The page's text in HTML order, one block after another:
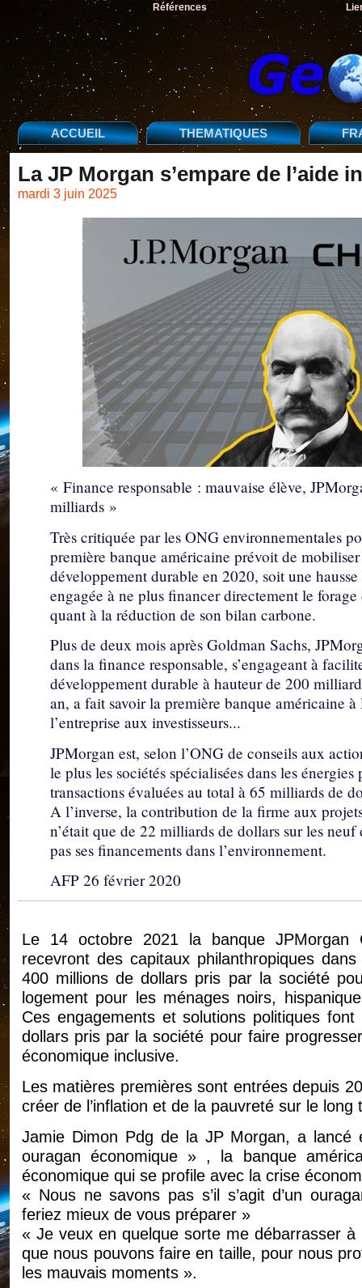
Références
ACCUEIL THEMATIQUES
La JP Morgan s’empare de l’aide
mardi 3 juin 2025
« Finance responsable : mauvaise élève,
milliards »
Très critiquée par les ONG environnementales
première banque américaine prévoit de
développement durable en 2020, soit une
engagée à ne plus financer directement le
quant à la réduction de son bilan carbone.
Plus de deux mois après Goldman Sachs,
dans la finance responsable, s’engageant à
développement durable à hauteur de 200
an, a fait savoir la première banque américaine
l’entreprise aux investisseurs...
JPMorgan est, selon l’ONG de conseils aux
le plus les sociétés spécialisées dans les
transactions évaluées au total à 65 milliards de
A l’inverse, la contribution de la firme aux
n’était que de 22 milliards de dollars sur les
pas ses financements dans l’environnement.
AFP 26 février 2020
Le 14 octobre 2021 la banque JPMorgan
recevront des capitaux philanthropiques
400 millions de dollars pris par la société
logement pour les ménages noirs,
Ces engagements et solutions politiques
dollars pris par la société pour faire
économique inclusive.
Les matières premières sont entrées depuis
créer de l’inflation et de la pauvreté sur le long
Jamie Dimon Pdg de la JP Morgan, a
ouragan économique » , la banque
économique qui se profile avec la crise
« Nous ne savons pas s’il s’agit d’un
feriez mieux de vous préparer »
« Je veux en quelque sorte me débarrasser
que nous pouvons faire en taille, pour nous
les mauvais moments ».